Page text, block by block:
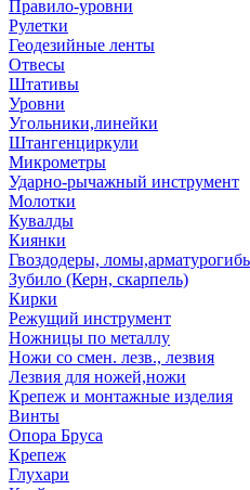
Правило-уровни
Рулетки
Геодезийные ленты
Отвесы
Штативы
Уровни
Угольники,линейки
Штангенциркули
Микрометры
Ударно-рычажный инструмент
Молотки
Кувалды
Киянки
Гвоздодеры,
Зубило (Керн, скарпель)
Кирки
Режущий инструмент
Ножницы по металлу
Ножи со смен. лезв., лезвия
Лезвия для ножей,ножи
Крепеж и монтажные изделия
Винты
Опора Бруса
Крепеж
Глухари